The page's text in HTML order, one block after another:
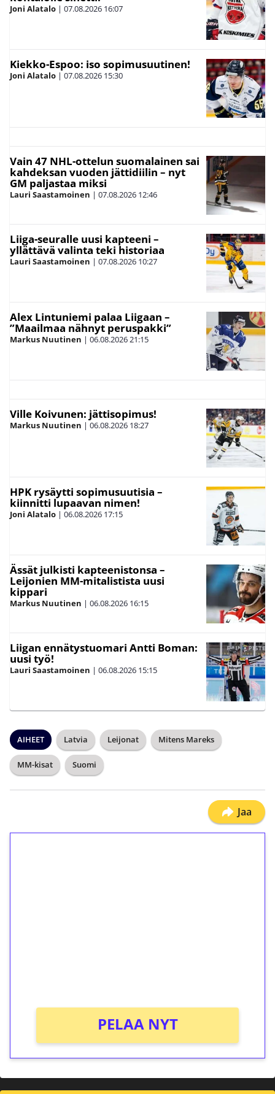
Joni Alatalo | 07.08.2026 16:07
Kiekko-Espoo: iso sopimusuutinen!
Joni Alatalo | 07.08.2026 15:30
Vain 47 NHL-ottelun suomalainen sai
kahdeksan vuoden jättidiilin – nyt
GM paljastaa miksi
Lauri Saastamoinen | 07.08.2026 12:46
Liiga-seuralle uusi kapteeni –
yllättävä valinta teki historiaa
Lauri Saastamoinen | 07.08.2026 10:27
Alex Lintuniemi palaa Liigaan –
”Maailmaa nähnyt peruspakki”
Markus Nuutinen | 06.08.2026 21:15
Ville Koivunen: jättisopimus!
Markus Nuutinen | 06.08.2026 18:27
HPK rysäytti sopimusuutisia –
kiinnitti lupaavan nimen!
Joni Alatalo | 06.08.2026 17:15
Ässät julkisti kapteenistonsa –
Leijonien MM-mitalistista uusi
kippari
Markus Nuutinen | 06.08.2026 16:15
Liigan ennätystuomari Antti Boman:
uusi työ!
Lauri Saastamoinen | 06.08.2026 15:15
AIHEET Latvia Leijonat Mitens Mareks
MM-kisat Suomi
Jaa
PELAA NYT